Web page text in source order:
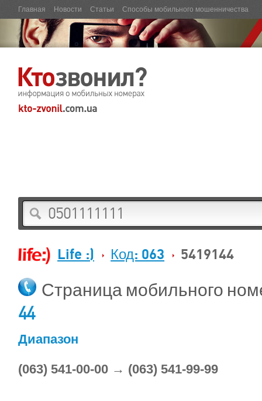
Главная Новости Статьи Способы мобильного мошенничества
Life :) Код: 063 5419144
Страница мобильного
44
Диапазон
(063) 541-00-00 → (063) 541-99-99